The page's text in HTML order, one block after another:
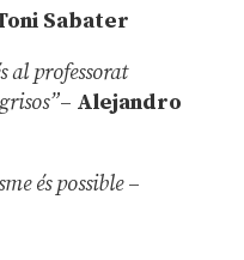
Sabater
al professorat
– Alejandro
és possible –